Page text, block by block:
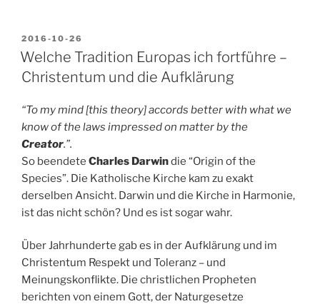
playa?
I
Go
Burning
Man”)”
POSTED
ON
2016-10-26
Welche Tradition Europas ich fortführe –
Christentum und die Aufklärung
“To my mind [this theory] accords better with what we
know of the laws impressed on matter by the
Creator.”.
So beendete Charles Darwindie “Origin of the
Species”. Die Katholische Kirche kam zu exakt
derselben Ansicht. Darwin und die Kirche in Harmonie,
ist das nicht schön? Und es ist sogar wahr.
Über Jahrhunderte gab es in der Aufklärung und im
Christentum Respekt und Toleranz – und
Meinungskonflikte. Die christlichen Propheten
berichten von einem Gott, der Naturgesetze